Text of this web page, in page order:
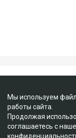
Мы используем
работы сайта.
Продолжая
соглашаетесь с